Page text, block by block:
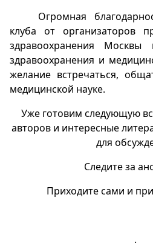
Огромная
клуба от организаторов
здравоохранения
здравоохранения и
желание встречаться,
медицинской науке.
Уже готовим следующую
авторов и интересные
для
Следите за
Приходите сами и
.